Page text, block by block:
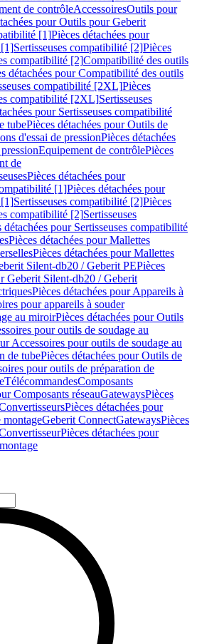
de contrôleAccessoiresOutils pour
pour Outils pour Geberit
[1]Pièces détachées pour
[1]Sertisseuses compatibilité [2]Pièces
compatibilité [2]Compatibilité des outils
détachées pour Compatibilité des outils
compatibilité [2XL]Pièces
compatibilité [2XL]Sertisseuses
pour Sertisseuses compatibilité
tubePièces détachées pour Outils de
d'essai de pressionPièces détachées
Equipement de contrôlePièces
de
Pièces détachées pour
[1]Pièces détachées pour
[1]Sertisseuses compatibilité [2]Pièces
compatibilité [2]Sertisseuses
détachées pour Sertisseuses compatibilité
Pièces détachées pour Mallettes
Pièces détachées pour Mallettes
Silent-db20 / Geberit PEPièces
Geberit Silent-db20 / Geberit
Pièces détachées pour Appareils à
pour appareils à souder
au miroirPièces détachées pour Outils
pour outils de soudage au
Accessoires pour outils de soudage au
de tubePièces détachées pour Outils de
pour outils de préparation de
TélécommandesComposants
Composants réseauGatewaysPièces
Pièces détachées pour
montageGeberit ConnectGatewaysPièces
Pièces détachées pour